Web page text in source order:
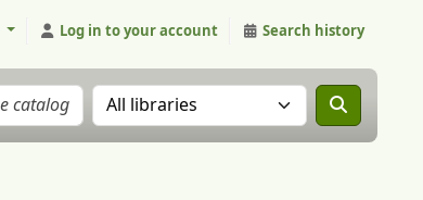
Log in to your account Search history
Search the catalog in: